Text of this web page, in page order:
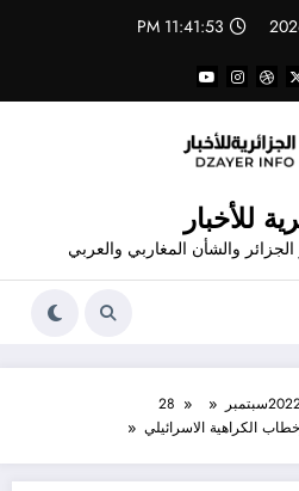
11:41:53 PM
للأخبار
والشأن المغاربي والعربي
سبتمبر
28
الكراهية الاسرائيلي